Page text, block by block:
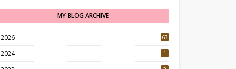
MY BLOG ARCHIVE
2026 63
2024 1